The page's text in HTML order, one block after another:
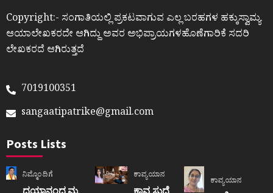
Copyright:- ಸಂಗಾತಿಯಲ್ಲಿ ಪ್ರಕಟವಾಗುವ ಎಲ್ಲ ಬರಹಗಳ ಹಕ್ಕುಸ್ವಾಮ್ಯ
ಆಯಾಲೇಖಕರದೇ ಆಗಿದ್ದು ಅವರ ಅಭಿಪ್ರಾಯಗಳಹೊಣೆಗಾರಿಕೆ ಸದರಿ
ಲೇಖಕರದೆ ಆಗಿರುತ್ತದೆ
7019100351
sangaatipatrike@gmail.com
Posts Lists
ನಿಮ್ಮೊಂದಿಗೆ
ದಯಾನಂದ ಮ.
ಕಾವ್ಯಯಾನ
ಕಾವ್ಯ ಸುಧೆ
ಕಾವ್ಯಯಾನ